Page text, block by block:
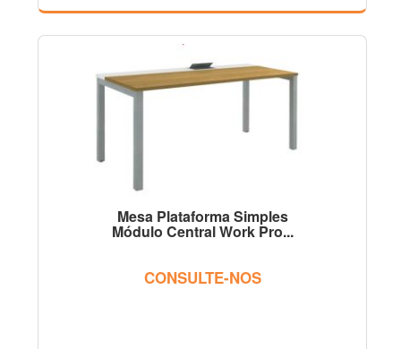
Mesa Plataforma Simples
Módulo Central Work Pro...
CONSULTE-NOS